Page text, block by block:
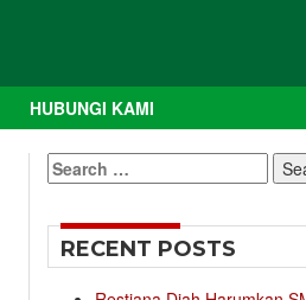
HUBUNGI KAMI
Search
for:
RECENT POSTS